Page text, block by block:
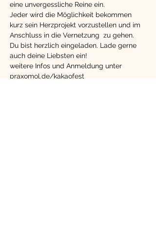
eine unvergessliche Reine ein.
Jeder wird die Möglichkeit bekommen
kurz sein Herzprojekt vorzustellen und im
Anschluss in die Vernetzung  zu gehen.
Du bist herzlich eingeladen. Lade gerne
auch deine Liebsten ein!
weitere Infos und Anmeldung unter
praxomol.de/kakaofest